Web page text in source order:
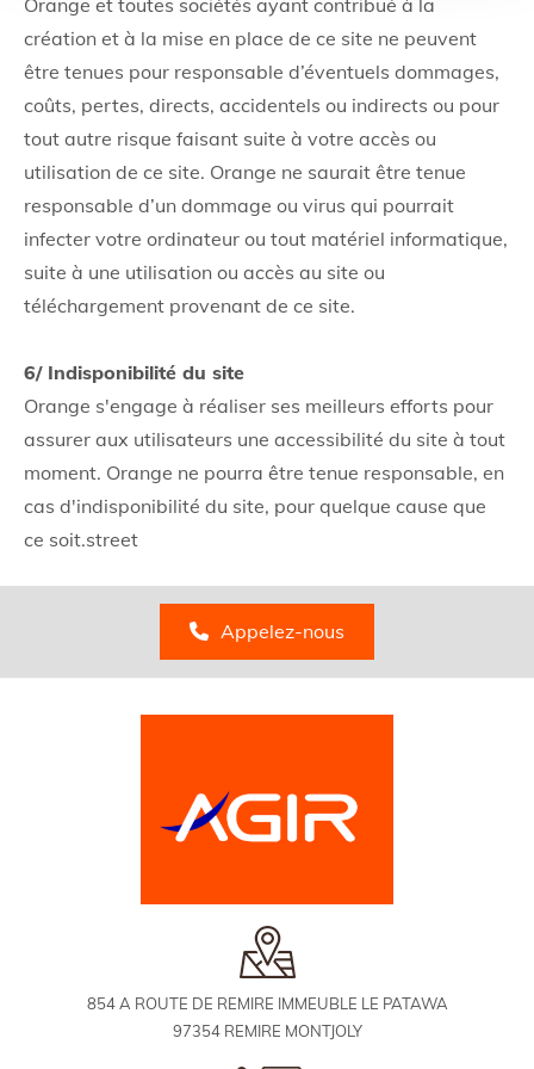
Orange et toutes sociétés ayant contribué à la
création et à la mise en place de ce site ne peuvent
être tenues pour responsable d’éventuels dommages,
coûts, pertes, directs, accidentels ou indirects ou pour
tout autre risque faisant suite à votre accès ou
utilisation de ce site. Orange ne saurait être tenue
responsable d’un dommage ou virus qui pourrait
infecter votre ordinateur ou tout matériel informatique,
suite à une utilisation ou accès au site ou
téléchargement provenant de ce site.
6/ Indisponibilité du site
Orange s'engage à réaliser ses meilleurs efforts pour
assurer aux utilisateurs une accessibilité du site à tout
moment. Orange ne pourra être tenue responsable, en
cas d'indisponibilité du site, pour quelque cause que
ce soit.street
Appelez-nous
854 A ROUTE DE REMIRE IMMEUBLE LE PATAWA
97354 REMIRE MONTJOLY